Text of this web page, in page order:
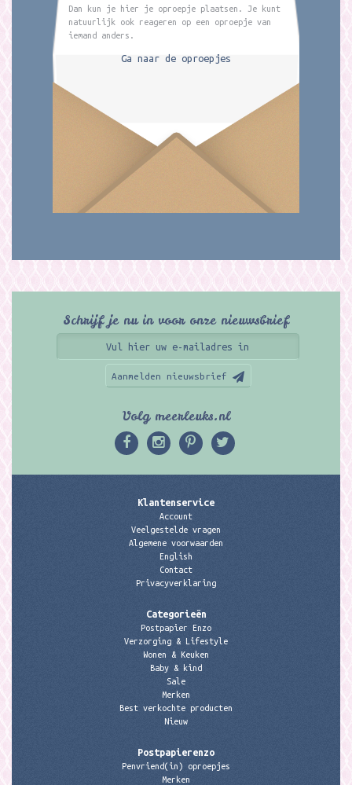
Dan kun je hier je oproepje plaatsen. Je kunt
natuurlijk ook reageren op een oproepje van
iemand anders.
Ga naar de oproepjes
Schrijf je nu in voor onze nieuwsbrief
Aanmelden nieuwsbrief
Volg meerleuks.nl
Klantenservice
Account
Veelgestelde vragen
Algemene voorwaarden
English
Contact
Privacyverklaring
Categorieën
Postpapier Enzo
Verzorging & Lifestyle
Wonen & Keuken
Baby & kind
Sale
Merken
Best verkochte producten
Nieuw
Postpapierenzo
Penvriend(in) oproepjes
Merken